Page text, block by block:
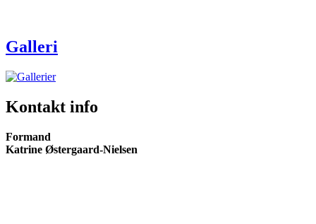
Galleri
Kontakt info
Formand
Katrine Østergaard-Nielsen